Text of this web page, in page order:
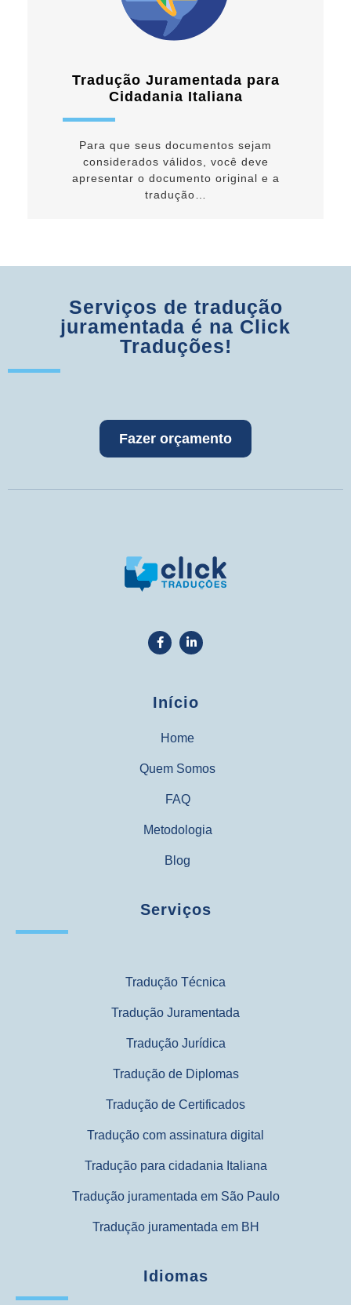
Tradução Juramentada para
Cidadania Italiana
Para que seus documentos sejam
considerados válidos, você deve
apresentar o documento original e a
tradução…
Serviços de tradução
juramentada é na Click
Traduções!
Fazer orçamento
Início
Home
Quem Somos
FAQ
Metodologia
Blog
Serviços
Tradução Técnica
Tradução Juramentada
Tradução Jurídica
Tradução de Diplomas
Tradução de Certificados
Tradução com assinatura digital
Tradução para cidadania Italiana
Tradução juramentada em São Paulo
Tradução juramentada em BH
Idiomas